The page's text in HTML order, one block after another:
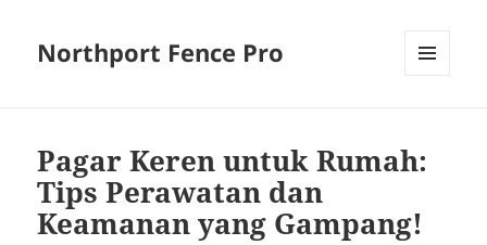
Northport Fence Pro
Pagar Keren untuk Rumah:
Tips Perawatan dan
Keamanan yang Gampang!